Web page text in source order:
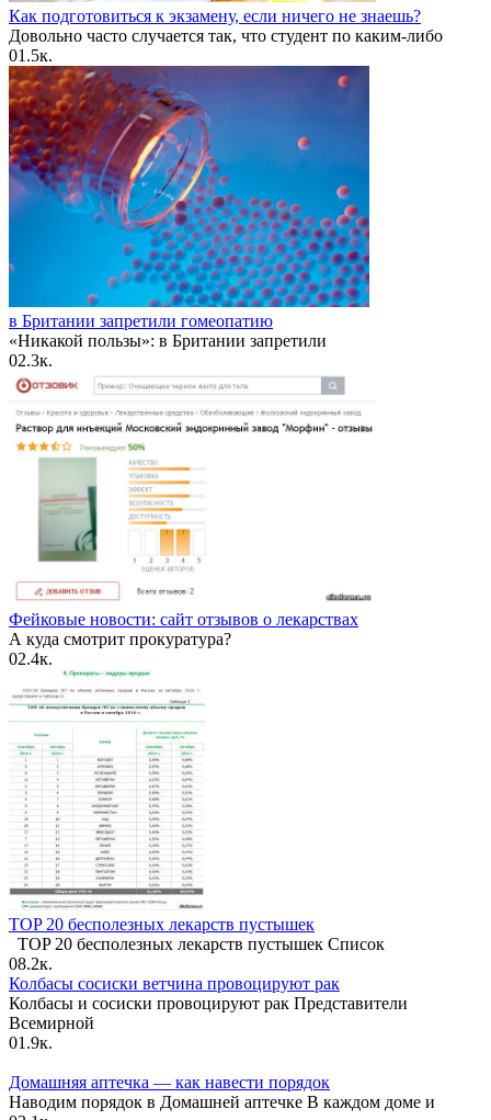
Как подготовиться к экзамену, если ничего не знаешь?
Довольно часто случается так, что студент по каким-либо
01.5к.
в Британии запретили гомеопатию
«Никакой пользы»: в Британии запретили
02.3к.
Фейковые новости: сайт отзывов о лекарствах
А куда смотрит прокуратура?
02.4к.
TOP 20 бесполезных лекарств пустышек
TOP 20 бесполезных лекарств пустышек Список
08.2к.
Колбасы сосиски ветчина провоцируют рак
Колбасы и сосиски провоцируют рак Представители
Всемирной
01.9к.
Домашняя аптечка — как навести порядок
Наводим порядок в Домашней аптечке В каждом доме и